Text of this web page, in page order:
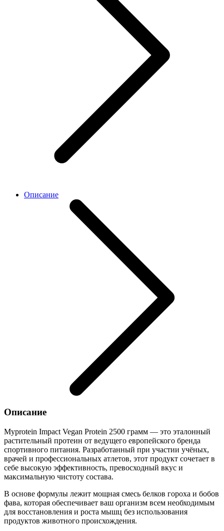
Описание
Описание
Myprotein Impact Vegan Protein 2500 грамм — это эталонный
растительный протеин от ведущего европейского бренда
спортивного питания. Разработанный при участии учёных,
врачей и профессиональных атлетов, этот продукт сочетает в
себе высокую эффективность, превосходный вкус и
максимальную чистоту состава.
В основе формулы лежит мощная смесь белков гороха и бобов
фава, которая обеспечивает ваш организм всем необходимым
для восстановления и роста мышц без использования
продуктов животного происхождения.